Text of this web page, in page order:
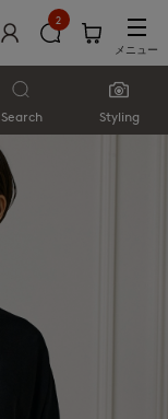
2
メニュー
Search Styling